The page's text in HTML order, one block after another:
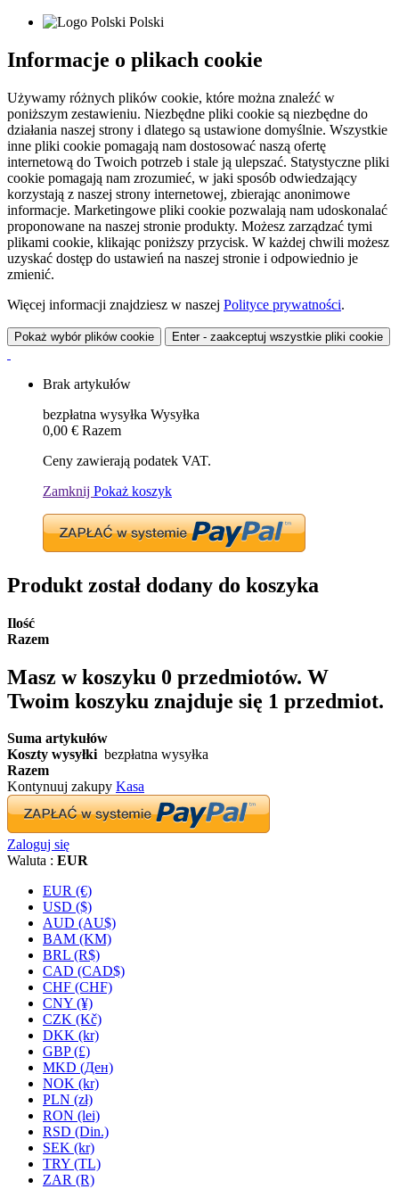
Polski
Informacje o plikach cookie
Używamy różnych plików cookie, które można znaleźć w
poniższym zestawieniu. Niezbędne pliki cookie są niezbędne do
działania naszej strony i dlatego są ustawione domyślnie. Wszystkie
inne pliki cookie pomagają nam dostosować naszą ofertę
internetową do Twoich potrzeb i stale ją ulepszać. Statystyczne pliki
cookie pomagają nam zrozumieć, w jaki sposób odwiedzający
korzystają z naszej strony internetowej, zbierając anonimowe
informacje. Marketingowe pliki cookie pozwalają nam udoskonalać
proponowane na naszej stronie produkty. Możesz zarządzać tymi
plikami cookie, klikając poniższy przycisk. W każdej chwili możesz
uzyskać dostęp do ustawień na naszej stronie i odpowiednio je
zmienić.
Więcej informacji znajdziesz w naszej Polityce prywatności.
Pokaż wybór plików cookie Enter - zaakceptuj wszystkie pliki cookie
Brak artykułów
bezpłatna wysyłka Wysyłka
0,00 € Razem
Ceny zawierają podatek VAT.
Zamknij Pokaż koszyk
Produkt został dodany do koszyka
Ilość
Razem
Masz w koszyku 0 przedmiotów. W
Twoim koszyku znajduje się 1 przedmiot.
Suma artykułów
Koszty wysyłki bezpłatna wysyłka
Razem
Kontynuuj zakupy Kasa
Zaloguj się
Waluta : EUR
EUR (€)
USD ($)
AUD (AU$)
BAM (KM)
BRL (R$)
CAD (CAD$)
CHF (CHF)
CNY (¥)
CZK (Kč)
DKK (kr)
GBP (£)
MKD (Ден)
NOK (kr)
PLN (zł)
RON (lei)
RSD (Din.)
SEK (kr)
TRY (TL)
ZAR (R)